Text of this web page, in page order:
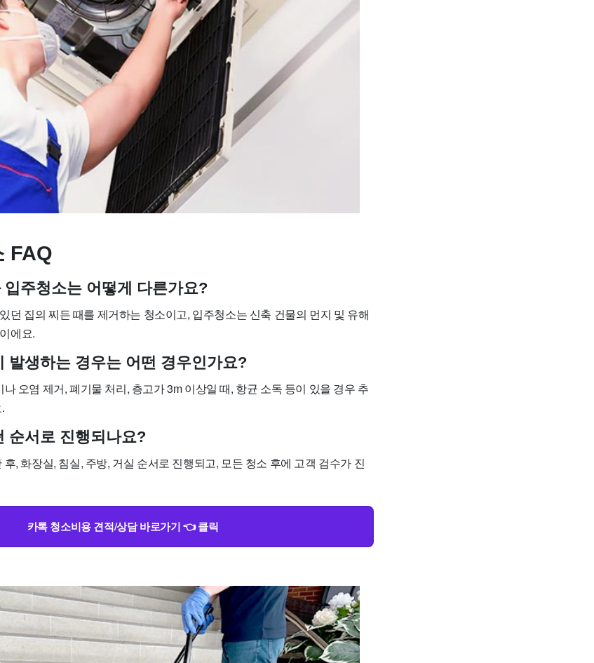
FAQ
입주청소는 어떻게 다른가요?
던 집의 찌든 때를 제거하는 청소이고, 입주청소는 신축 건물의 먼지 및 유해
에요.
발생하는 경우는 어떤 경우인가요?
오염 제거, 폐기물 처리, 층고가 3m 이상일 때, 항균 소독 등이 있을 경우 추
순서로 진행되나요?
, 화장실, 침실, 주방, 거실 순서로 진행되고, 모든 청소 후에 고객 검수가 진
카톡 청소비용 견적/상담 바로가기 👈 클릭